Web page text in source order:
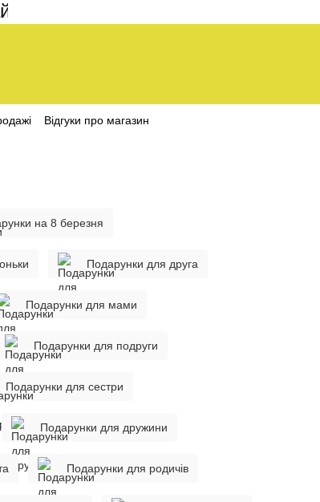
200 грн
Відгуки про магазин
на 8 березня
Подарунки для друга
Подарунки для мами
Подарунки для подруги
Подарунки для сестри
Подарунки для дружини
Подарунки для родичів